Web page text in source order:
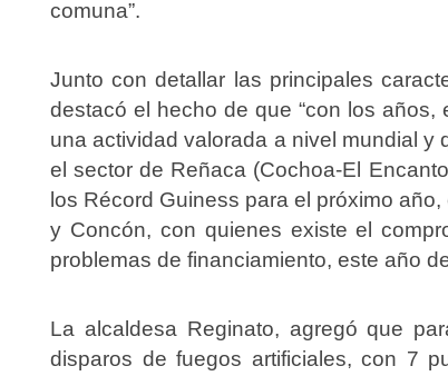
comuna”.
Junto con detallar las principales
destacó el hecho de que “con los
una actividad valorada a nivel mundial y
el sector de Reñaca (Cochoa-El
los Récord Guiness para el próximo
y Concón, con quienes existe el
problemas de financiamiento, este año
La alcaldesa Reginato, agregó que
disparos de fuegos artificiales, con 7